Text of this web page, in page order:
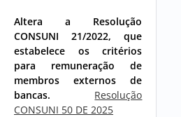
Altera a Resolução
CONSUNI 21/2022, que
estabelece os critérios
para remuneração de
membros externos de
bancas.
Resolução
CONSUNI 50 DE 2025